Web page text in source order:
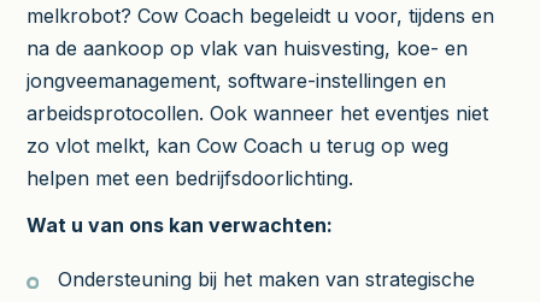
melkrobot? Cow Coach begeleidt u voor, tijdens en
na de aankoop op vlak van huisvesting, koe- en
jongveemanagement, software-instellingen en
arbeidsprotocollen. Ook wanneer het eventjes niet
zo vlot melkt, kan Cow Coach u terug op weg
helpen met een bedrijfsdoorlichting.
Wat u van ons kan verwachten:
Ondersteuning bij het maken van strategische